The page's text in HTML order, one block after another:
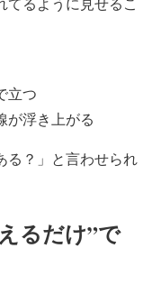
立つ
が浮き上がる
？」 と言わせられ
るだけ”で